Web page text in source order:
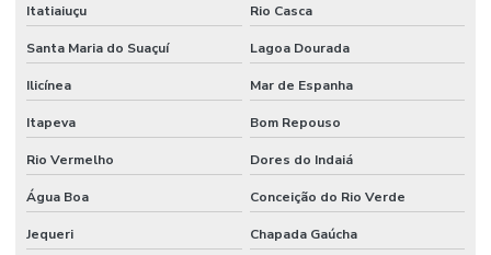
Itatiaiuçu Rio Casca
Santa Maria do Suaçuí Lagoa Dourada
Ilicínea Mar de Espanha
Itapeva Bom Repouso
Rio Vermelho Dores do Indaiá
Água Boa Conceição do Rio Verde
Jequeri Chapada Gaúcha